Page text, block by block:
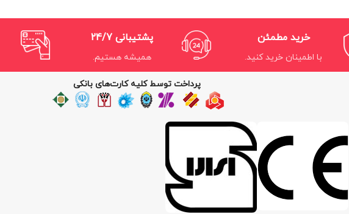
خرید مطمئن
با اطمینان خرید کنید.
پشتیبانی 24/7
همیشه هستیم.
پرداخت توسط کلیه کارت‌های بانکی